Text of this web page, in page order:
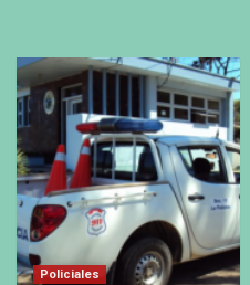
Policiales